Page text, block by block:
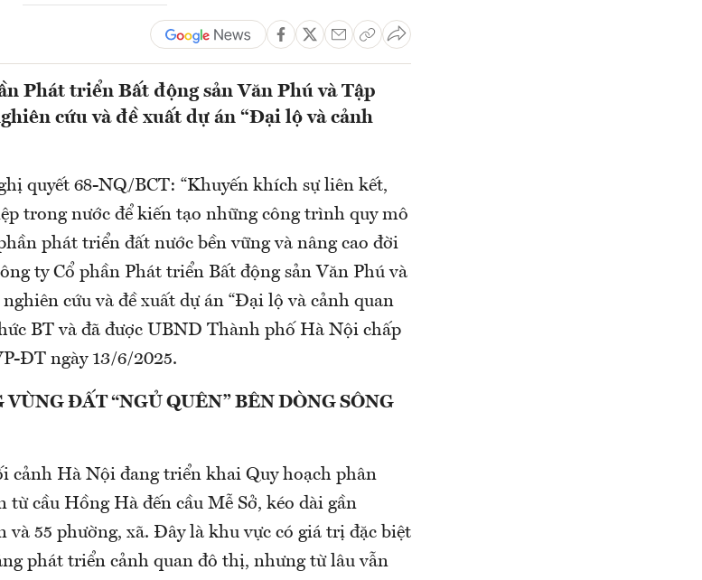
Phát triển Bất động sản Văn Phú và Tập
cứu và đề xuất dự án “Đại lộ và cảnh
quyết 68-NQ/BCT: “Khuyến khích sự liên kết,
trong nước để kiến tạo những công trình quy mô
phát triển đất nước bền vững và nâng cao đời
ty Cổ phần Phát triển Bất động sản Văn Phú và
cứu và đề xuất dự án “Đại lộ và cảnh quan
BT và đã được UBND Thành phố Hà Nội chấp
ĐT ngày 13/6/2025.
ĐẤT “NGỦ QUÊN” BÊN DÒNG SÔNG
cảnh Hà Nội đang triển khai Quy hoạch phân
cầu Hồng Hà đến cầu Mễ Sở, kéo dài gần
và 55 phường, xã. Đây là khu vực có giá trị đặc biệt
phát triển cảnh quan đô thị, nhưng từ lâu vẫn